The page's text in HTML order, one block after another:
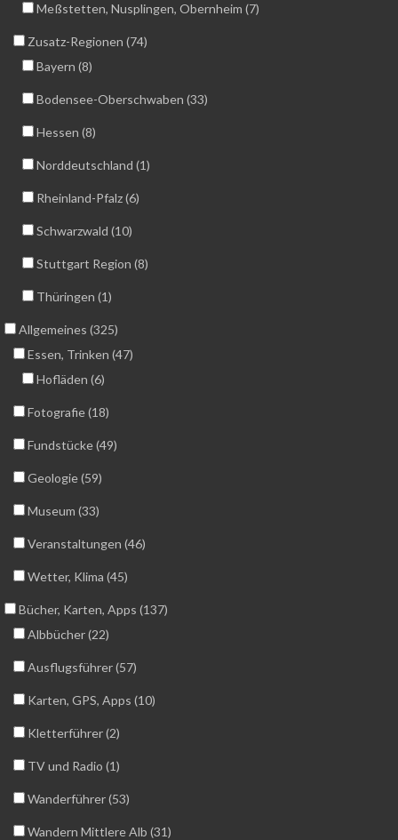
Meßstetten, Nusplingen, Obernheim (7)
Zusatz-Regionen (74)
Bayern (8)
Bodensee-Oberschwaben (33)
Hessen (8)
Norddeutschland (1)
Rheinland-Pfalz (6)
Schwarzwald (10)
Stuttgart Region (8)
Thüringen (1)
Allgemeines (325)
Essen, Trinken (47)
Hofläden (6)
Fotografie (18)
Fundstücke (49)
Geologie (59)
Museum (33)
Veranstaltungen (46)
Wetter, Klima (45)
Bücher, Karten, Apps (137)
Albbücher (22)
Ausflugsführer (57)
Karten, GPS, Apps (10)
Kletterführer (2)
TV und Radio (1)
Wanderführer (53)
Wandern Mittlere Alb (31)